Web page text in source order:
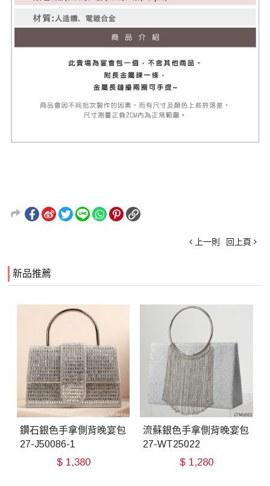
上一則 回上頁
新品推薦
鑽石銀色手拿側背晚宴包
27-J50086-1
$ 1,380
流蘇銀色手拿側背晚宴包
27-WT25022
$ 1,280